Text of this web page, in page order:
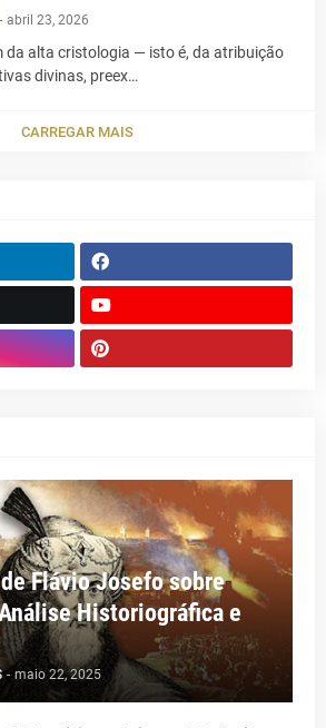
- abril 23, 2026
da alta cristologia — isto é, da atribuição
divinas, preex…
CARREGAR MAIS
Flávio Josefo sobre
Historiográfica e
- maio 22, 2025